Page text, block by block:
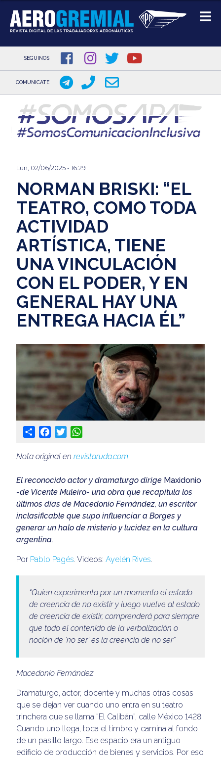
Pasar
contenido
principal
SEGUINOS
COMUNICATE
Lun, 02/06/2025 - 16:29
NORMAN BRISKI: “EL
TEATRO, COMO TODA
ACTIVIDAD
ARTÍSTICA, TIENE
UNA VINCULACIÓN
CON EL PODER, Y EN
GENERAL HAY UNA
ENTREGA HACIA ÉL”
Share Facebook
Twitter
Nota original en revistaruda.com
El reconocido actor y dramaturgo dirige Maxidonio
-de Vicente Muleiro- una obra que recapitula los
últimos días de Macedonio Fernández, un escritor
inclasificable que supo influenciar a Borges y
generar un halo de misterio y lucidez en la cultura
argentina.
Por Pablo Pagés. Videos: Ayelén Rives.
“Quien experimenta por un momento el estado
de creencia de no existir y luego vuelve al estado
de creencia de existir, comprenderá para siempre
que todo el contenido de la verbalización o
noción de ‘no ser’ es la creencia de no ser”
Macedonio Fernández
Dramaturgo, actor, docente y muchas otras cosas
que se dejan ver cuando uno entra en su teatro
trinchera que se llama “El Calibán”, calle México 1428.
Cuando uno llega, toca el timbre y camina al fondo
de un pasillo largo. Ese espacio era un antiguo
edificio de producción de bienes y servicios. Por eso